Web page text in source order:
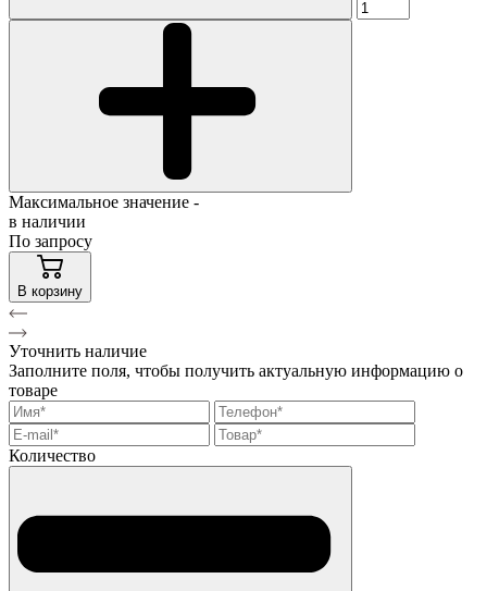
Максимальное значение -
в наличии
По запросу
В корзину
Уточнить наличие
Заполните поля, чтобы получить актуальную информацию о
товаре
Количество